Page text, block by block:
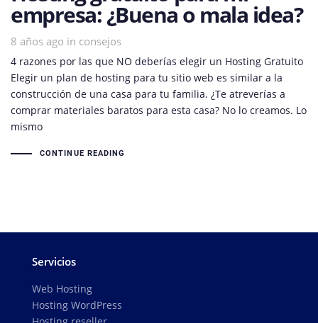
empresa: ¿Buena o mala idea?
8 años ago in
Tags consejos
4 razones por las que NO deberías elegir un Hosting Gratuito
Elegir un plan de hosting para tu sitio web es similar a la
construcción de una casa para tu familia. ¿Te atreverías a
comprar materiales baratos para esta casa? No lo creamos. Lo
mismo
CONTINUE READING
Servicios
Web Hosting
Hosting WordPress